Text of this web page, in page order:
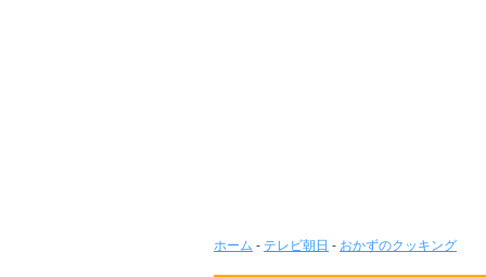
ホーム - テレビ朝日 - おかずのクッキング